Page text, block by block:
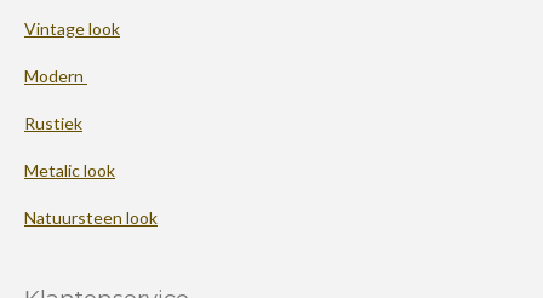
Vintage look
Modern
Rustiek
Metalic look
Natuursteen look